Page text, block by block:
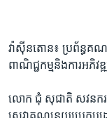
វ៉ាស៊ីនតោន៖ ប្រព័ន្ធ​គ
ពាណិជ្ជកម្ម​និង​ការ​អភិវ
លោក ជុំ សុជាតិ សវនករ​
សេវា​គណនេយ្យ​ប្រកប​ដោ